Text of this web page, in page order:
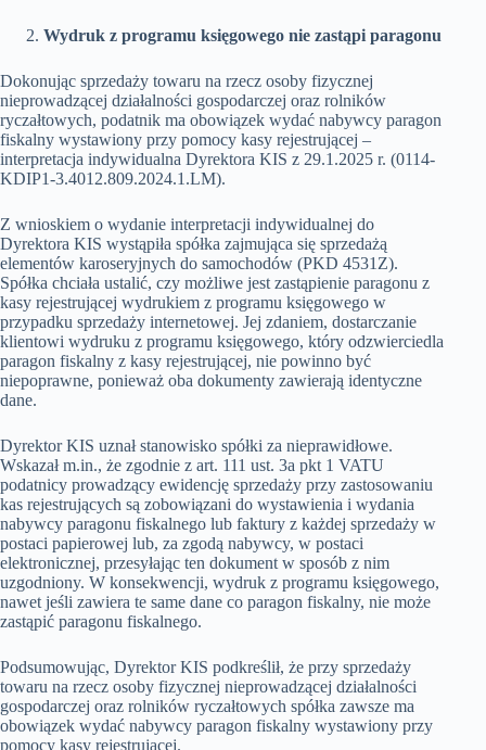
Wydruk z programu księgowego nie zastąpi paragonu
Dokonując sprzedaży towaru na rzecz osoby fizycznej
nieprowadzącej działalności gospodarczej oraz rolników
ryczałtowych, podatnik ma obowiązek wydać nabywcy paragon
fiskalny wystawiony przy pomocy kasy rejestrującej –
interpretacja indywidualna Dyrektora KIS z 29.1.2025 r. (0114-
KDIP1-3.4012.809.2024.1.LM).
Z wnioskiem o wydanie interpretacji indywidualnej do
Dyrektora KIS wystąpiła spółka zajmująca się sprzedażą
elementów karoseryjnych do samochodów (PKD 4531Z).
Spółka chciała ustalić, czy możliwe jest zastąpienie paragonu z
kasy rejestrującej wydrukiem z programu księgowego w
przypadku sprzedaży internetowej. Jej zdaniem, dostarczanie
klientowi wydruku z programu księgowego, który odzwierciedla
paragon fiskalny z kasy rejestrującej, nie powinno być
niepoprawne, ponieważ oba dokumenty zawierają identyczne
dane.
Dyrektor KIS uznał stanowisko spółki za nieprawidłowe.
Wskazał m.in., że zgodnie z art. 111 ust. 3a pkt 1 VATU
podatnicy prowadzący ewidencję sprzedaży przy zastosowaniu
kas rejestrujących są zobowiązani do wystawienia i wydania
nabywcy paragonu fiskalnego lub faktury z każdej sprzedaży w
postaci papierowej lub, za zgodą nabywcy, w postaci
elektronicznej, przesyłając ten dokument w sposób z nim
uzgodniony. W konsekwencji, wydruk z programu księgowego,
nawet jeśli zawiera te same dane co paragon fiskalny, nie może
zastąpić paragonu fiskalnego.
Podsumowując, Dyrektor KIS podkreślił, że przy sprzedaży
towaru na rzecz osoby fizycznej nieprowadzącej działalności
gospodarczej oraz rolników ryczałtowych spółka zawsze ma
obowiązek wydać nabywcy paragon fiskalny wystawiony przy
pomocy kasy rejestrującej.